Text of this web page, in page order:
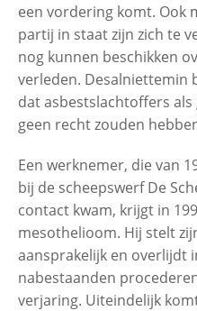
een vordering komt. Ook
partij in staat zijn zich te
nog kunnen beschikken
verleden. Desalniettemin
dat asbestslachtoffers
geen recht zouden
Een werknemer, die van
bij de scheepswerf De
contact kwam, krijgt in
mesothelioom. Hij stelt
aansprakelijk en overlijdt
nabestaanden
verjaring. Uiteindelijk